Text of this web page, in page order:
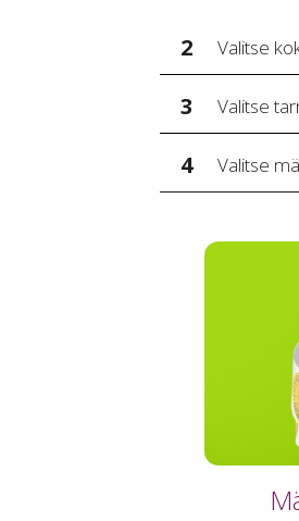
2 Valitse
3 Valitse
4 Valitse